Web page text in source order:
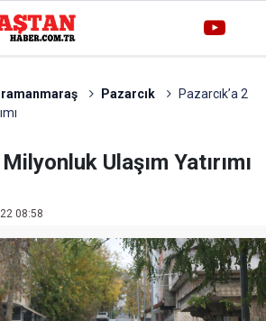
Pazarcık
Pazarcık’a 2
Ulaşım Yatırımı
08:58